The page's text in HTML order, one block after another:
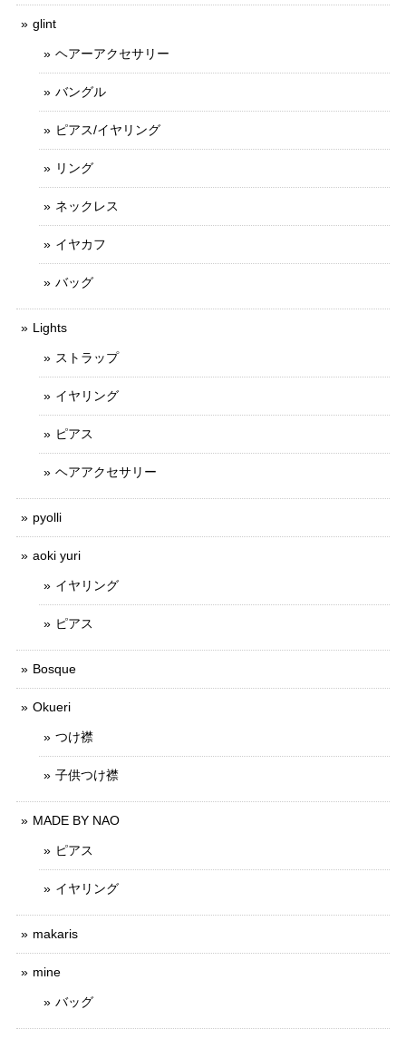
glint
ヘアーアクセサリー
バングル
ピアス/イヤリング
リング
ネックレス
イヤカフ
バッグ
Lights
ストラップ
イヤリング
ピアス
ヘアアクセサリー
pyolli
aoki yuri
イヤリング
ピアス
Bosque
Okueri
つけ襟
子供つけ襟
MADE BY NAO
ピアス
イヤリング
makaris
mine
バッグ